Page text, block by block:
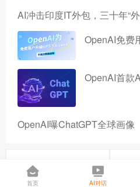
AI冲击印度IT外包，三十年“
OpenAI免费
OpenAI首款
OpenAI曝ChatGPT全球画像
首页 AI对话